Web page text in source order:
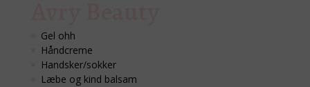
Gel ohh
Håndcreme
Handsker/sokker
Læbe og kind balsam